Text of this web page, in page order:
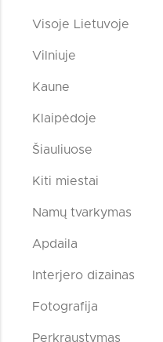
Visoje Lietuvoje
Vilniuje
Kaune
Klaipėdoje
Šiauliuose
Kiti miestai
Namų tvarkymas
Apdaila
Interjero dizainas
Fotografija
Perkraustymas